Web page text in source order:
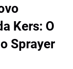
Kers: O
Sprayer